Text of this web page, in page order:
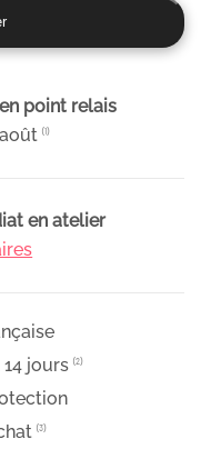
point relais
⁽¹⁾
en atelier
jours ⁽²⁾
⁽³⁾